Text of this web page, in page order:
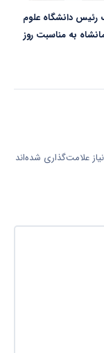
رئیس دانشگاه علوم
به مناسبت روز
علامت‌گذاری شده‌اند